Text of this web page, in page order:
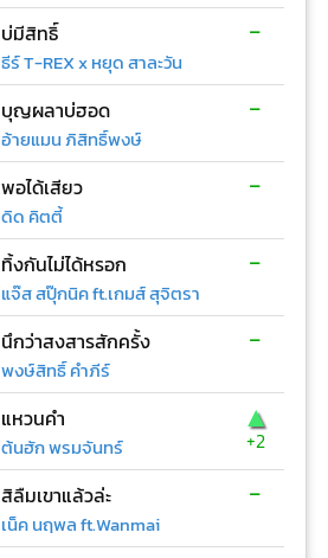
บ่มีสิทธิ์
ธีร์ T-REX x หยุด สาละวัน
-
บุญผลาบ่ฮอด
อ้ายแมน ภิสิทธิ์พงษ์
-
พอได้เสียว
ดิด คิตตี้
-
ทิ้งกันไม่ได้หรอก
แจ๊ส สปุ๊กนิค ft.เกมส์ สุจิตรา
-
นึกว่าสงสารสักครั้ง
พงษ์สิทธิ์ คำภีร์
-
แหวนคำ
ต้นฮัก พรมจันทร์
▲
+2
สิลืมเขาแล้วล่ะ
เน็ค นฤพล ft.Wanmai
-